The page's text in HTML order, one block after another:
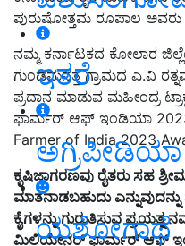
ಇತರೆ
ಅಗ್ರಿಪೀಡಿಯಾ
ಯಶೋಗಾಥೆ
ಪುರುಷೋತ್ತಮ ರೂಪಾಲ ಅವರು
ನಮ್ಮ ಕರ್ನಾಟಕದ ಕೋಲಾರ
ಗುಂಡಮನತ್ತ ಗ್ರಾಮದ ಎ.ವಿ
ಪ್ರದಾನ ಮಾಡುವ ಮಹೀಂದ್ರ
ಫಾರ್ಮರ್‌ ಆಫ್‌ ಇಂಡಿಯಾ 2023
Farmer of India 2023
ಕೃಷಿಜಾಗರಣವು ರೈತರು ಸಹ
ಮಾತನಾಡಬಹುದು ಎನ್ನುವುದನ್ನು
ಕೈಗಳನ್ನು ಗುರುತಿಸುವ ಪ್ರಯತ್ನ
ಮಿಲಿಯೇನರ್‌ ಫಾರ್ಮರ್‌ ಆಫ್‌